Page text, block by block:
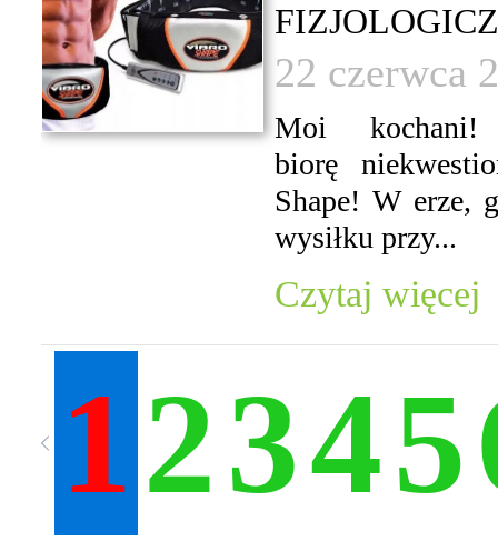
22 czerwca
Moi
biorę
Shape! W erze,
wysiłku przy...
Czytaj więcej
12345